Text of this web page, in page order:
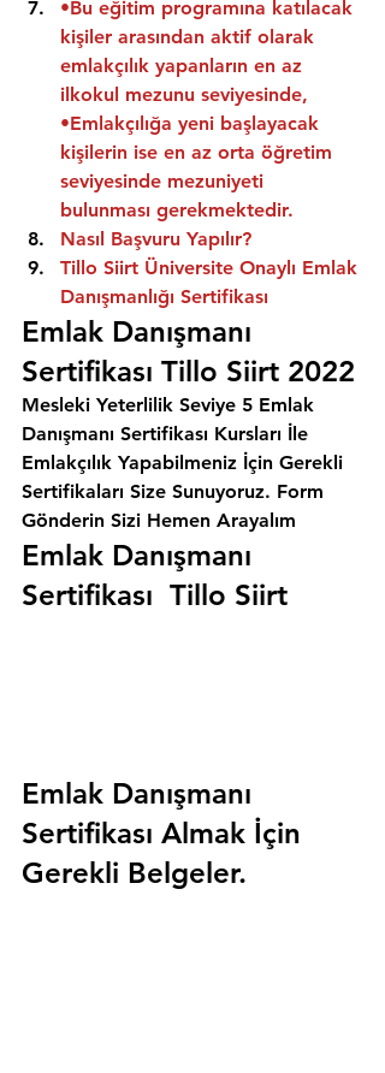
•Bu eğitim programına katılacak
kişiler arasından aktif olarak
emlakçılık yapanların en az
ilkokul mezunu seviyesinde,
•Emlakçılığa yeni başlayacak
kişilerin ise en az orta öğretim
seviyesinde mezuniyeti
bulunması gerekmektedir.
Nasıl Başvuru Yapılır?
Tillo Siirt Üniversite Onaylı Emlak
Danışmanlığı Sertifikası
Emlak Danışmanı
Sertifikası Tillo Siirt 2022
Mesleki Yeterlilik Seviye 5 Emlak
Danışmanı Sertifikası Kursları İle
Emlakçılık Yapabilmeniz İçin Gerekli
Sertifikaları Size Sunuyoruz. Form
Gönderin Sizi Hemen Arayalım
Emlak Danışmanı
Sertifikası  Tillo Siirt
Emlak Danışmanı
Sertifikası Almak İçin
Gerekli Belgeler.